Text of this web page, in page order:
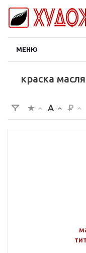
МЕНЮ
краска